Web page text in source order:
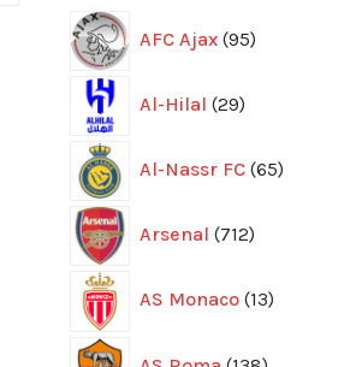
AFC Ajax 95
produkter
Al-Hilal 29
produkter
Al-Nassr FC 65
produkter
Arsenal 712
produkter
AS Monaco 13
produkter